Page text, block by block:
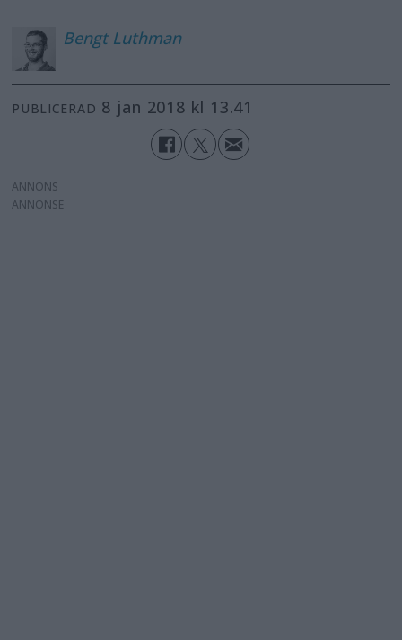
Bengt Luthman
PUBLICERAD 8 jan 2018 kl 13.41
ANNONS